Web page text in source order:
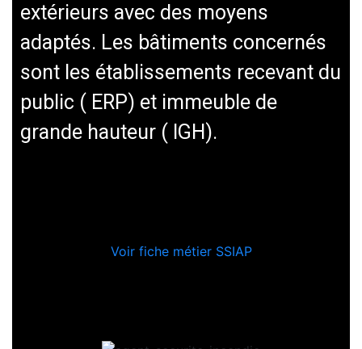
extérieurs avec des moyens
adaptés. Les bâtiments concernés
sont les établissements recevant du
public ( ERP) et immeuble de
grande hauteur ( IGH).
Voir fiche métier SSIAP